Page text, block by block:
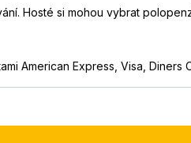
Hosté si mohou vybrat
American Express, Visa, Diners